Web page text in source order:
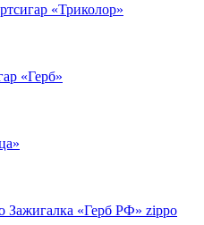
«Триколор»
«Герб»
Зажигалка «Герб РФ» zippo